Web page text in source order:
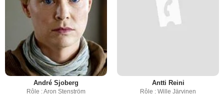
André Sjoberg
Rôle : Aron Stenström
Antti Reini
Rôle : Wille Järvinen